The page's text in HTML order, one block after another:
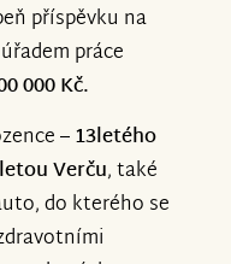
příspěvku na
práce
000 Kč.
–13letého
Verču, také
do kterého se